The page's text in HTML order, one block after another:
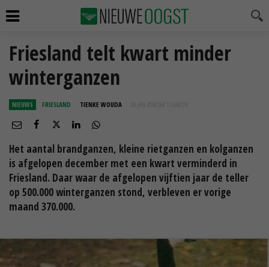
Friesland telt kwart minder
winterganzen
NIEUWS FRIESLAND TIENKE WOUDA 03 JAN 2018 OM 13:04
Het aantal brandganzen, kleine rietganzen en kolganzen
is afgelopen december met een kwart verminderd in
Friesland. Daar waar de afgelopen vijftien jaar de teller
op 500.000 winterganzen stond, verbleven er vorige
maand 370.000.